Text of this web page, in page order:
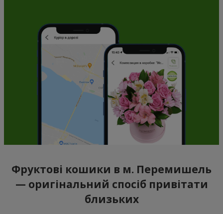
Фруктові кошики в м. Перемишель
— оригінальний спосіб привітати
близьких